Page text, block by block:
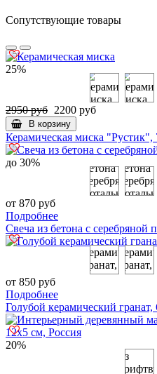
Сопутствующие товары
25%
2950 руб 2200 руб
В корзину
Керамическая миска "Рустик",
до 30%
от 870 руб
Подробнее
Свеча из бетона с серебряной
от 850 руб
Подробнее
Голубой керамический гранат,
20%